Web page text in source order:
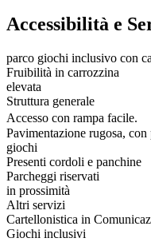
Accessibilità e
parco giochi inclusivo con
Fruibilità in carrozzina
elevata
Struttura generale
Accesso con rampa facile.
Pavimentazione rugosa,
giochi
Presenti cordoli e panchine
Parcheggi riservati
in prossimità
Altri servizi
Cartellonistica in
Giochi inclusivi